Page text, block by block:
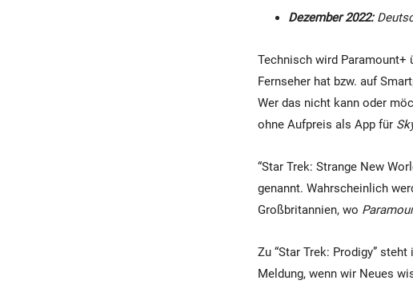
Dezember 2022:
Technisch wird Paramount+
Fernseher hat bzw. auf
Wer das nicht kann oder
ohne Aufpreis als App für
“Star Trek: Strange New
genannt. Wahrscheinlich
Großbritannien, wo
Zu “Star Trek: Prodigy”
Meldung, wenn wir Neues